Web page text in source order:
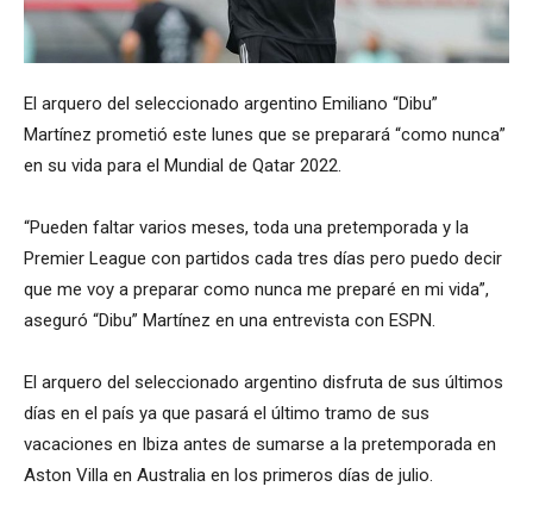
El arquero del seleccionado argentino Emiliano “Dibu”
Martínez prometió este lunes que se preparará “como nunca”
en su vida para el Mundial de Qatar 2022.
“Pueden faltar varios meses, toda una pretemporada y la
Premier League con partidos cada tres días pero puedo decir
que me voy a preparar como nunca me preparé en mi vida”,
aseguró “Dibu” Martínez en una entrevista con ESPN.
El arquero del seleccionado argentino disfruta de sus últimos
días en el país ya que pasará el último tramo de sus
vacaciones en Ibiza antes de sumarse a la pretemporada en
Aston Villa en Australia en los primeros días de julio.